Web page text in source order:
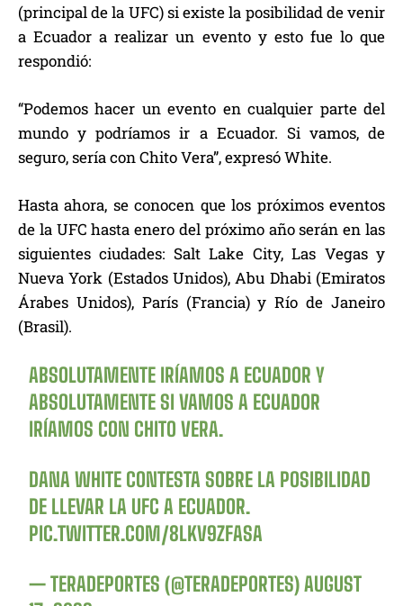
(principal de la UFC) si existe la posibilidad de venir
a Ecuador a realizar un evento y esto fue lo que
respondió:
“Podemos hacer un evento en cualquier parte del
mundo y podríamos ir a Ecuador. Si vamos, de
seguro, sería con Chito Vera”, expresó White.
Hasta ahora, se conocen que los próximos eventos
de la UFC hasta enero del próximo año serán en las
siguientes ciudades: Salt Lake City, Las Vegas y
Nueva York (Estados Unidos), Abu Dhabi (Emiratos
Árabes Unidos), París (Francia) y Río de Janeiro
(Brasil).
ABSOLUTAMENTE IRÍAMOS A ECUADOR Y
ABSOLUTAMENTE SI VAMOS A ECUADOR
IRÍAMOS CON CHITO VERA.
DANA WHITE CONTESTA SOBRE LA POSIBILIDAD
DE LLEVAR LA UFC A ECUADOR.
PIC.TWITTER.COM/8LKV9ZFASA
— TERADEPORTES (@TERADEPORTES)AUGUST